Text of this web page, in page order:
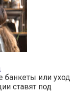
банкеты или уход
ставят под